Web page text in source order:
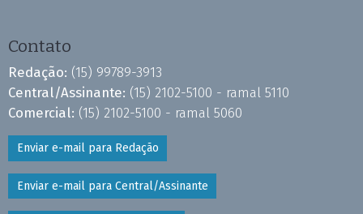
Contato
Redação: (15) 99789-3913
Central/Assinante: (15) 2102-5100 - ramal 5110
Comercial: (15) 2102-5100 - ramal 5060
Enviar e-mail para Redação
Enviar e-mail para Central/Assinante